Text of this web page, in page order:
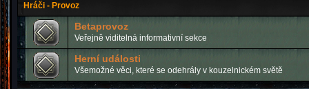
Hráči - Provoz
Betaprovoz
Veřejně viditelná informativní sekce
Herní události
Všemožné věci, které se odehrály v kouzelnickém světě